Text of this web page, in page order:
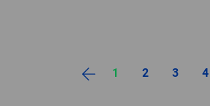
1 2 3 4